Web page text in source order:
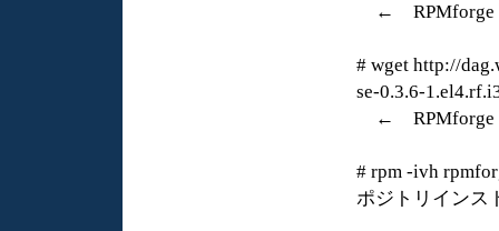
← RPMforge
# wget http://
se-0.3.6-
← RPMforge
# rpm -ivh
ポジトリインス